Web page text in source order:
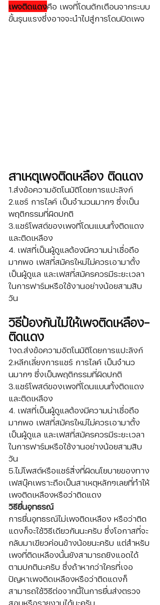
เพจติดแดงคือ เพจที่โดนตักเตือนจากระบบ
ขั้นรุนแรงซึ่งอาจจะนำไปสู่การโดนปิดเพจ
สาเหตุเพจติดเหลือง ติดแดง
1.ส่งข้อความอัตโนมัติโดยการแปะลิงก์
2.แชร์ การไลค์ เป็นจำนวนมากๆ ซึ่งเป็น
พฤติกรรมที่ผิดปกติ
3.แชร์โพสต์ของเพจที่โดนแบนทั้งติดแดง
และติดเหลือง
4. เฟสที่เป็นผู้ดูแลต้องมีความน่าเชื่อถือ
มากพอ เฟสที่สมัครใหม่ไม่ควรเอามาตั้ง
เป็นผู้ดูแล และเฟสที่สมัครควรมีระยะเวลา
ในการฟาร์มหรือใช้งานอย่างน้อยสามสิบ
วัน
วิธีป้องกันไม่ให้เพจติดเหลือง-
ติดแดง
1งด.ส่งข้อความอัตโนมัติโดยการแปะลิงก์
2.หลีกเลี่ยงการแชร์ การไลค์ เป็นจำนว
นมากๆ ซึ่งเป็นพฤติกรรมที่ผิดปกติ
3.แชร์โพสต์ของเพจที่โดนแบนทั้งติดแดง
และติดเหลือง
4. เฟสที่เป็นผู้ดูแลต้องมีความน่าเชื่อถือ
มากพอ เฟสที่สมัครใหม่ไม่ควรเอามาตั้ง
เป็นผู้ดูแล และเฟสที่สมัครควรมีระยะเวลา
ในการฟาร์มหรือใช้งานอย่างน้อยสามสิบ
วัน
5.ไม่โพสต์หรือแชร์สิ่งที่ผิดนโยบายของทาง
เฟสบุ๊คเพราะถือเป็นสาเหตุหลักๆเลยที่ทำให้
เพจติดเหลืองหรือว่าติดแดง
วิธียื่นอุทธรณ์
การยื่นอุทธรณ์ไม่เพจติดเหลือง หรือว่าติด
แดงก็จะใช้วิธีเดียวกันนะครับ ซึ่งโอกาสที่จะ
กลับมาเขียวค่อนข้างน้อยนะครับ แต่สำหรับ
เพจที่ติดเหลืองนั้นยังสามารถยิงแอดได้
ตามปกตินะครับ ซึ่งถ้าหากว่าใครที่เจอ
ปัญหาเพจติดเหลืองหรือว่าติดแดงก็
สามารถใช้วิธีต่อจากนี้ในการยื่นส่งตรวจ
สอบหรือรายงานได้นะครับ